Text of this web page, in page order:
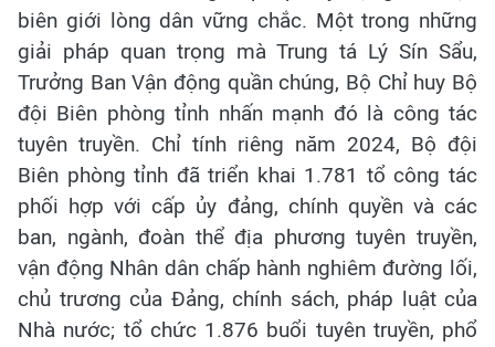
biên giới lòng dân vững chắc. Một trong những
giải pháp quan trọng mà Trung tá Lý Sín Sẩu,
Trưởng Ban Vận động quần chúng, Bộ Chỉ huy Bộ
đội Biên phòng tỉnh nhấn mạnh đó là công tác
tuyên truyền. Chỉ tính riêng năm 2024, Bộ đội
Biên phòng tỉnh đã triển khai 1.781 tổ công tác
phối hợp với cấp ủy đảng, chính quyền và các
ban, ngành, đoàn thể địa phương tuyên truyền,
vận động Nhân dân chấp hành nghiêm đường lối,
chủ trương của Đảng, chính sách, pháp luật của
Nhà nước; tổ chức 1.876 buổi tuyên truyền, phổ